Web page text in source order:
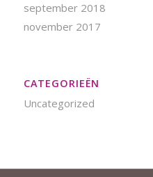
september 2018
november 2017
CATEGORIEËN
Uncategorized